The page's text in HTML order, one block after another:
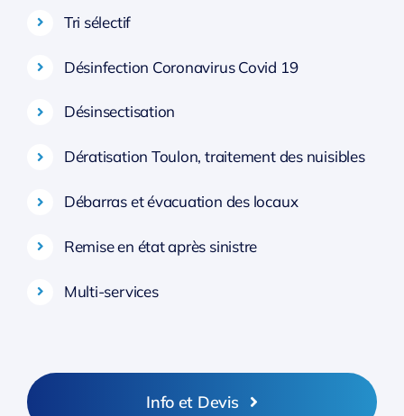
Tri sélectif
Désinfection Coronavirus Covid 19
Désinsectisation
Dératisation Toulon, traitement des nuisibles
Débarras et évacuation des locaux
Remise en état après sinistre
Multi-services
Info et Devis